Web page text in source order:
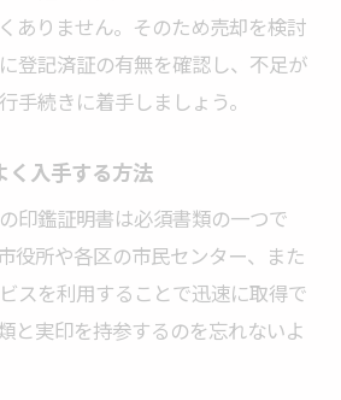
ありません。そのため売却を検討
登記済証の有無を確認し、不足が
手続きに着手しましょう。
く入手する方法
印鑑証明書は必須書類の一つで
役所や各区の市民センター、また
スを利用することで迅速に取得で
と実印を持参するのを忘れないよ